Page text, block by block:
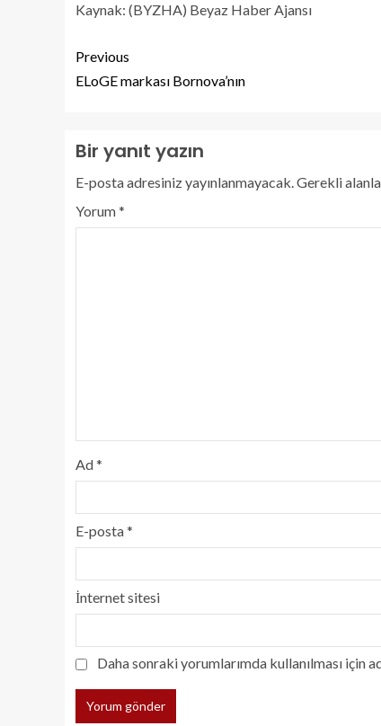
Kaynak: (BYZHA) Beyaz Haber Ajansı
Previous
ELoGE markası Bornova’nın
Bir yanıt yazın
E-posta adresiniz yayınlanmayacak.Gerekli
Yorum*
Ad*
E-posta*
İnternet sitesi
Daha sonraki yorumlarımda kullanılması için